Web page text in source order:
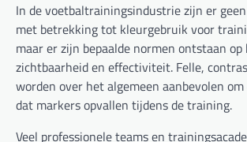
In de voetbaltrainingsindustrie zijn er
met betrekking tot kleurgebruik voor
maar er zijn bepaalde normen ontstaan op
zichtbaarheid en effectiviteit. Felle,
worden over het algemeen aanbevolen
dat markers opvallen tijdens de training.
Veel professionele teams en